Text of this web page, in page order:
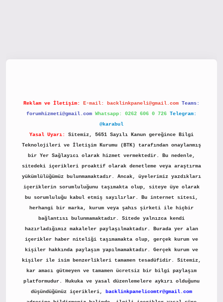
Reklam ve İletişim: E-mail: backlinkpaneli@gmail.com Teams:
forumhizmeti@gmail.com Whatsapp: 0262 606 0 726 Telegram:
@karabul
Yasal Uyarı:
Sitemiz, 5651 Sayılı Kanun gereğince Bilgi
Teknolojileri ve İletişim Kurumu (BTK) tarafından onaylanmış
bir Yer Sağlayıcı olarak hizmet vermektedir. Bu nedenle,
sitedeki içerikleri proaktif olarak denetleme veya araştırma
yükümlülüğümüz bulunmamaktadır. Ancak, üyelerimiz yazdıkları
içeriklerin sorumluluğunu taşımakta olup, siteye üye olarak
bu sorumluluğu kabul etmiş sayılırlar. Bu internet sitesi,
herhangi bir marka, kurum veya şahıs şirketi ile hiçbir
bağlantısı bulunmamaktadır. Sitede yalnızca kendi
hazırladığımız makaleler paylaşılmaktadır. Burada yer alan
içerikler haber niteliği taşımamakta olup, gerçek kurum ve
kişiler hakkında paylaşım yapılmamaktadır. Gerçek kurum ve
kişiler ile isim benzerlikleri tamamen tesadüfidir. Sitemiz,
kar amacı gütmeyen ve tamamen ücretsiz bir bilgi paylaşım
platformudur. Hukuka ve yasal düzenlemelere aykırı olduğunu
düşündüğünüz içerikleri,
backlinkpanelicomtr@gmail.com